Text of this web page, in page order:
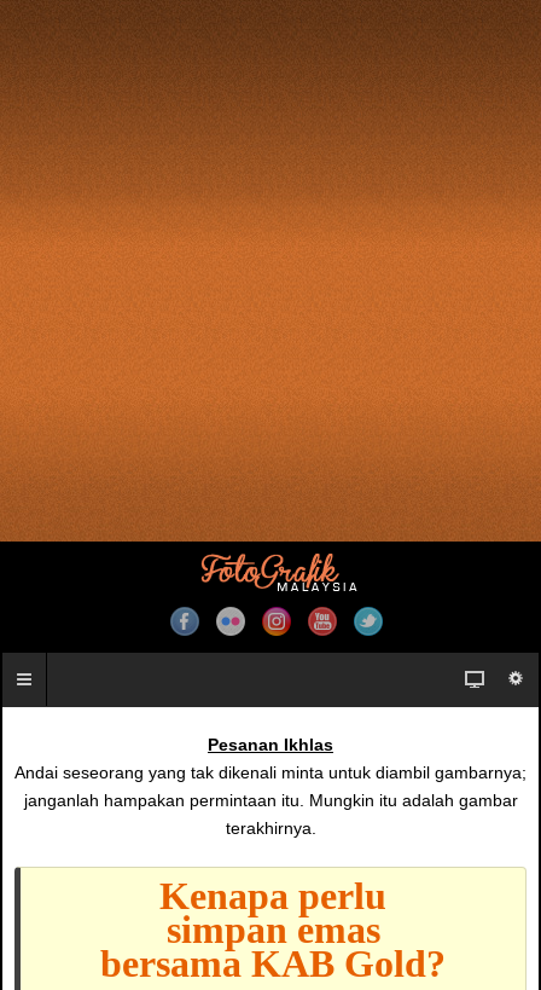
Pesanan Ikhlas
Andai seseorang yang tak dikenali minta untuk diambil gambarnya;
janganlah hampakan permintaan itu. Mungkin itu adalah gambar
terakhirnya.
Kenapa perlu
simpan emas
bersama KAB Gold?